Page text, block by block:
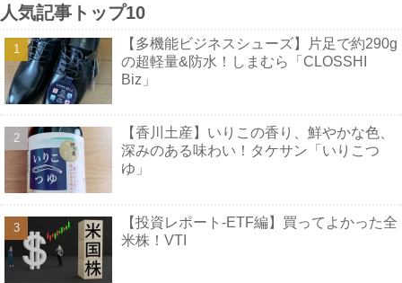
人気記事トップ10
【多機能ビジネスシューズ】片足で約290g
の超軽量&防水！しまむら「CLOSSHI
Biz」
【香川土産】いりこの香り、鮮やかな色、
深みのある味わい！タケサン「いりこつ
ゆ」
【投資レポート-ETF編】買ってよかった全
米株！VTI